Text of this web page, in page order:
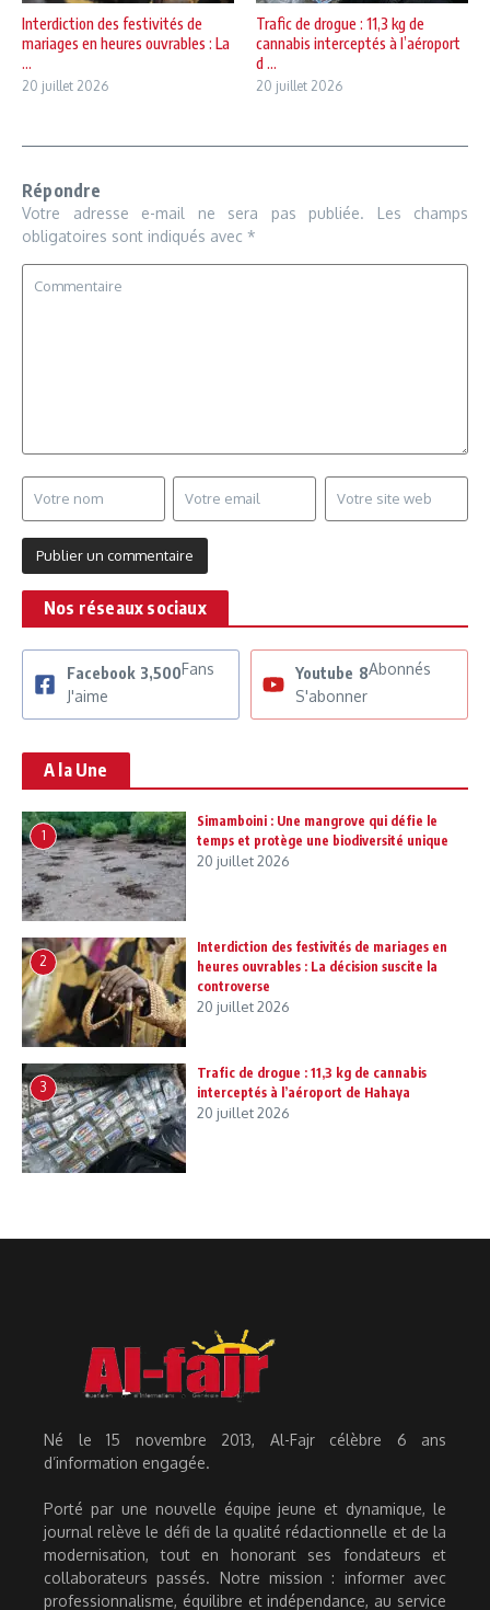
Interdiction des festivités de
mariages en heures ouvrables : La
...
20 juillet 2026
Trafic de drogue : 11,3 kg de
cannabis interceptés à l’aéroport
d ...
20 juillet 2026
Répondre
Votre adresse e-mail ne sera pas publiée.
Les champs
obligatoires sont indiqués avec *
Nos réseaux sociaux
Facebook 3,500Fans
J'aime
Youtube 8Abonnés
S'abonner
A la Une
1
Simamboini : Une mangrove qui défie le
temps et protège une biodiversité unique
20 juillet 2026
2
Interdiction des festivités de mariages en
heures ouvrables : La décision suscite la
controverse
20 juillet 2026
3
Trafic de drogue : 11,3 kg de cannabis
interceptés à l’aéroport de Hahaya
20 juillet 2026
Né le 15 novembre 2013, Al-Fajr célèbre 6 ans
d’information engagée.
Porté par une nouvelle équipe jeune et dynamique, le
journal relève le défi de la qualité rédactionnelle et de la
modernisation, tout en honorant ses fondateurs et
collaborateurs passés. Notre mission : informer avec
professionnalisme, équilibre et indépendance, au service